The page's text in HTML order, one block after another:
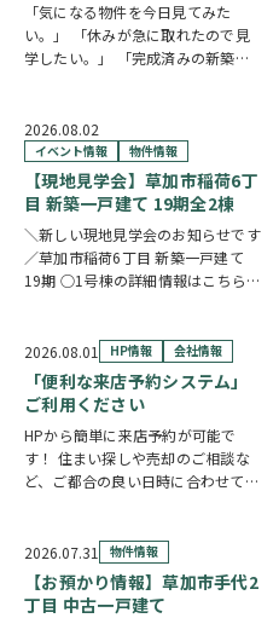
「気になる物件を今日見てみた
い。」 「休みが急に取れたので見
学したい。」 「完成済みの新築を
一戸建て】です。 草加市民ハウジ
ングでは、草加市・八潮市を中心
に、当日ご案内可能な完…
2026.08.02
イベント情報 物件情報
【現地見学会】草加市稲荷6丁
目 新築一戸建て 19期全2棟
＼新しい現地見学会のお知らせです
／草加市稲荷6丁目 新築一戸建て
19期 ○1号棟の詳細情報はこちら
中心となるLDKは、17帖以上のゆと
り空間。食洗機付きカウンターキッ
チ…
2026.08.01 HP情報 会社情報
「便利な来店予約システム」
ご利用ください
HPから簡単に来店予約が可能で
す！ 住まい探しや売却のご相談な
ど、ご都合の良い日時に合わせてホ
望の日程を選んで、必要事項を入力
するだけで予約完了！ 「まずは相
談だけしたい」「気…
2026.07.31 物件情報
【お預かり情報】草加市手代2
丁目 中古一戸建て